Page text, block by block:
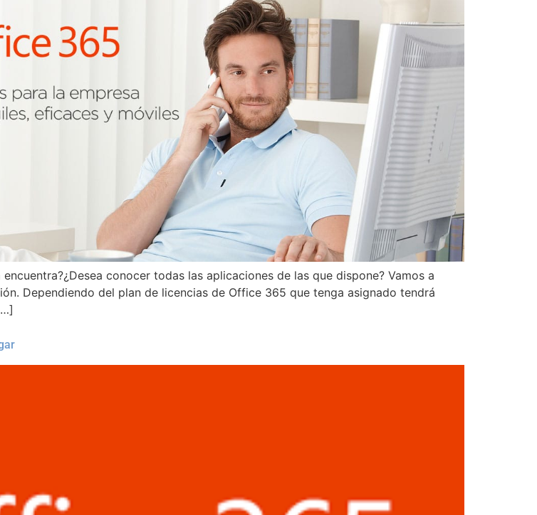
conocer todas las aplicaciones de las que dispone? Vamos a
Dependiendo del plan de licencias de Office 365 que tenga asignado tendrá